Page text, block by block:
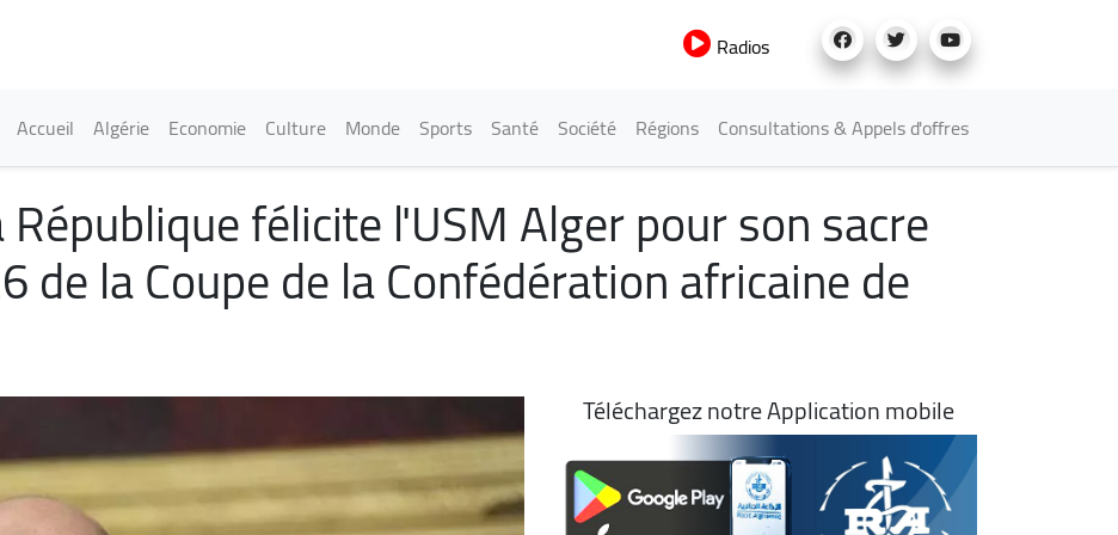
Radios
Main navigation
Accueil Algérie Economie Culture Monde Sports Santé Société Régions Consultations & Appels d'offres
félicite l'USM Alger pour son sacre
de la Coupe de la Confédération africaine de
Téléchargez notre Application mobile